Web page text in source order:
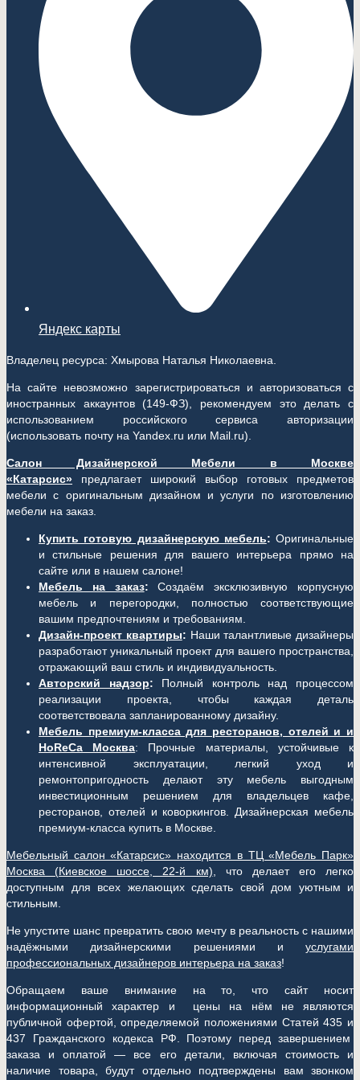
Яндекс карты
Владелец ресурса: Хмырова Наталья Николаевна.
На сайте невозможно зарегистрироваться и авторизоваться с
иностранных аккаунтов (149-ФЗ), рекомендуем это делать с
использованием российского сервиса авторизации
(использовать почту на Yandex.ru или Mail.ru).
Салон Дизайнерской Мебели в Москве
«Катарсис»
предлагает широкий выбор готовых предметов
мебели с оригинальным дизайном и услуги по изготовлению
мебели на заказ.
Купить готовую дизайнерскую мебель: Оригинальные
и стильные решения для вашего интерьера прямо на
сайте или в нашем салоне!
Мебель на заказ: Создаём эксклюзивную корпусную
мебель и перегородки, полностью соответствующие
вашим предпочтениям и требованиям.
Дизайн-проект квартиры: Наши талантливые дизайнеры
разработают уникальный проект для вашего пространства,
отражающий ваш стиль и индивидуальность.
Авторский надзор: Полный контроль над процессом
реализации проекта, чтобы каждая деталь
соответствовала запланированному дизайну.
Мебель премиум-класса для ресторанов, отелей и и
HoReCa Москва: Прочные материалы, устойчивые к
интенсивной эксплуатации, легкий уход и
ремонтопригодность делают эту мебель выгодным
инвестиционным решением для владельцев кафе,
ресторанов, отелей и коворкингов. Дизайнерская мебель
премиум-класса купить в Москве.
Мебельный салон «Катарсис» находится в ТЦ «Мебель Парк»
Москва (Киевское шоссе, 22-й км) , что делает его легко
доступным для всех желающих сделать свой дом уютным и
стильным.
Не упустите шанс превратить свою мечту в реальность с нашими
надёжными дизайнерскими решениями и услугами
профессиональных дизайнеров интерьера на заказ!
Обращаем ваше внимание на то, что сайт носит
информационный характер и цены на нём не являются
публичной офертой, определяемой положениями Статей 435 и
437 Гражданского кодекса РФ. Поэтому перед завершением
заказа и оплатой — все его детали, включая стоимость и
наличие товара, будут отдельно подтверждены вам звонком